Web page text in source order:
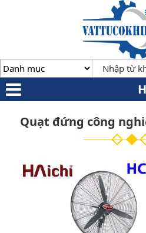
Quạt đứng công
076
463